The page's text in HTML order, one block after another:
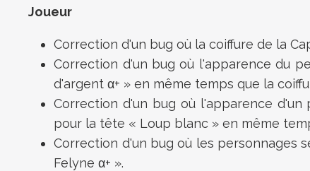
Joueur
Correction d'un bug où la coiffure de la
Correction d'un bug où l'apparence du
d'argent α+ » en même temps que la
Correction d'un bug où l'apparence
pour la tête « Loup blanc » en même
Correction d'un bug où les personnages
Felyne α+ ».